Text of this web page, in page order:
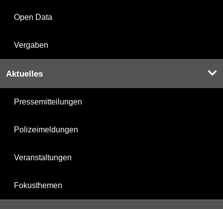
Open Data
Vergaben
Aktuelles
Pressemitteilungen
Polizeimeldungen
Veranstaltungen
Fokusthemen